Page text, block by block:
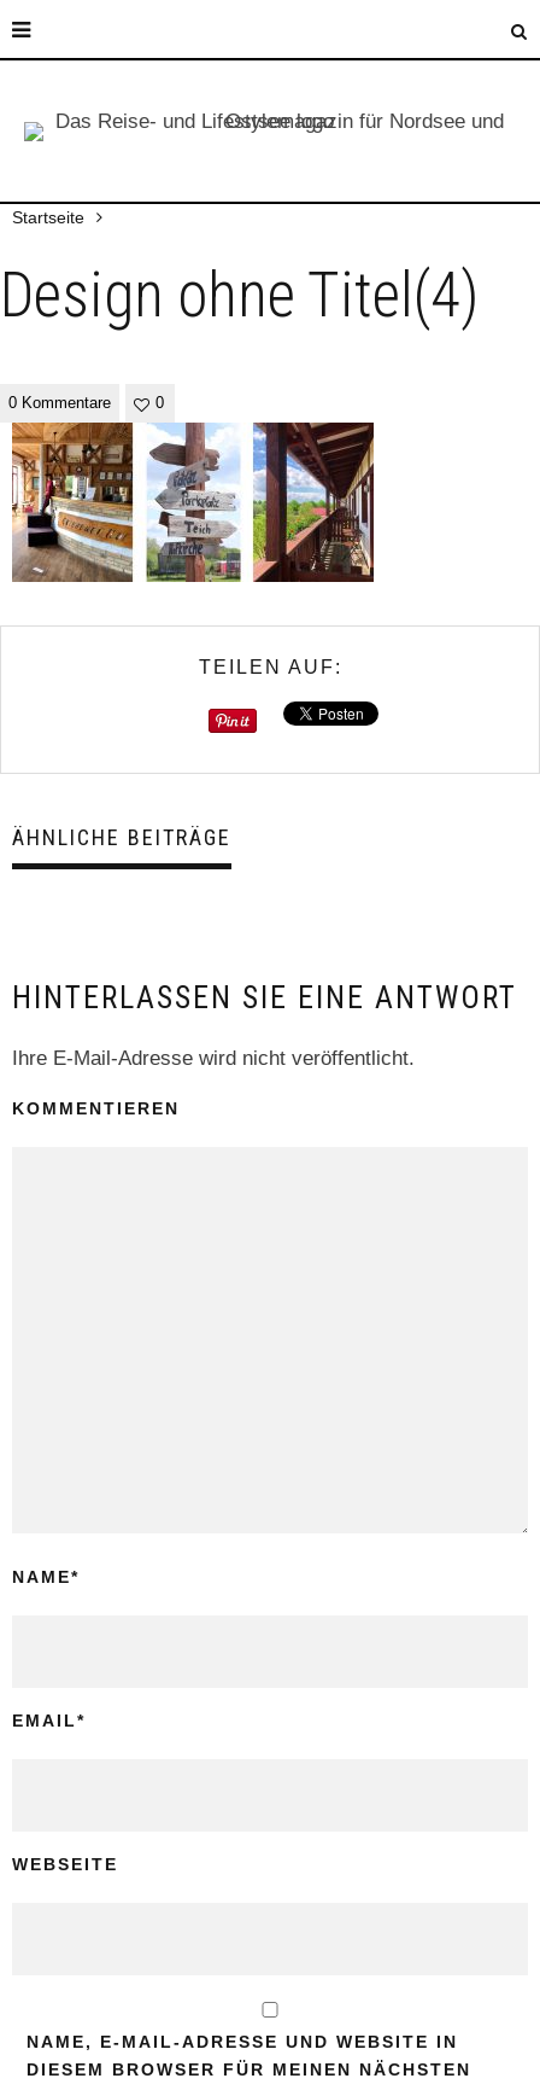
Startseite
Design ohne Titel(4)
0 Kommentare 0
TEILEN AUF:
ÄHNLICHE BEITRÄGE
HINTERLASSEN SIE EINE ANTWORT
Ihre E-Mail-Adresse wird nicht veröffentlicht.
KOMMENTIEREN
NAME*
EMAIL*
WEBSEITE
NAME, E-MAIL-ADRESSE UND WEBSITE IN
DIESEM BROWSER FÜR MEINEN NÄCHSTEN